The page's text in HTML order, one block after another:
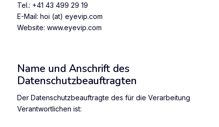
Tel.: +41 43 499 29 19
E-Mail: hoi (at) eyevip.com
Website: www.eyevip.com
Name und Anschrift des
Datenschutzbeauftragten
Der Datenschutzbeauftragte des für die Verarbeitung
Verantwortlichen ist: